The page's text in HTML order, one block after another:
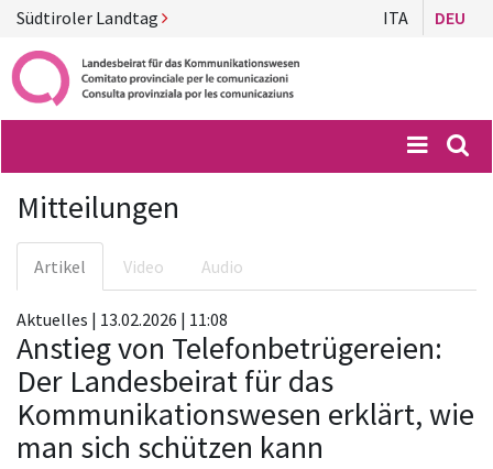
Südtiroler Landtag ITA DEU
Menü
Mitteilungen
Artikel Video Audio
Aktuelles | 13.02.2026 | 11:08
Anstieg von Telefonbetrügereien:
Der Landesbeirat für das
Kommunikationswesen erklärt, wie
man sich schützen kann